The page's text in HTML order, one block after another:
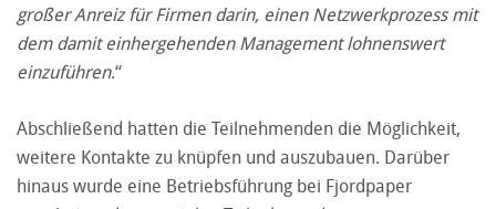
großer Anreiz für Firmen darin, einen Netzwerkprozess mit
dem damit einhergehenden Management lohnenswert
einzuführen.“
Abschließend hatten die Teilnehmenden die Möglichkeit,
weitere Kontakte zu knüpfen und auszubauen. Darüber
hinaus wurde eine Betriebsführung bei Fjordpaper